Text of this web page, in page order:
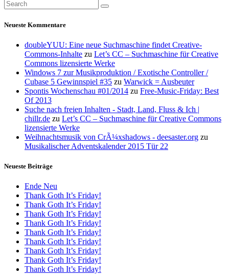
Neueste Kommentare
doubleYUU: Eine neue Suchmaschine findet Creative-
Commons-Inhalte zu Let’s CC – Suchmaschine für Creative
Commons lizensierte Werke
Windows 7 zur Musikproduktion / Exotische Controller /
Cubase 5 Gewinnspiel #35 zu Warwick = Ausbeuter
Spontis Wochenschau #01/2014 zu Free-Music-Friday: Best
Of 2013
Suche nach freien Inhalten - Stadt, Land, Fluss & Ich |
chillr.de zu Let’s CC – Suchmaschine für Creative Commons
lizensierte Werke
Weihnachtsmusik von CrÃ¼xshadows - deesaster.org zu
Musikalischer Adventskalender 2015 Tür 22
Neueste Beiträge
Ende Neu
Thank Goth It’s Friday!
Thank Goth It’s Friday!
Thank Goth It’s Friday!
Thank Goth It’s Friday!
Thank Goth It’s Friday!
Thank Goth It’s Friday!
Thank Goth It’s Friday!
Thank Goth It’s Friday!
Thank Goth It’s Friday!